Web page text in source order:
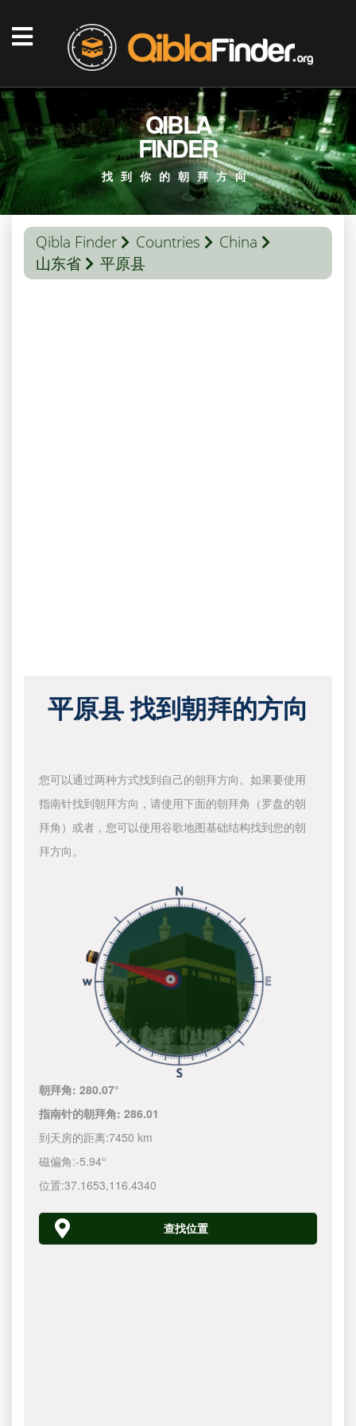
QIBLA
FINDER
找到你的朝拜方向
Qibla Finder Countries
China
山东省
平原县
平原县 找到朝拜的方向
您可以通过两种方式找到自己的朝拜方向。如果要使用
指南针找到朝拜方向，请使用下面的朝拜角（罗盘的朝
拜角）或者，您可以使用谷歌地图基础结构找到您的朝
拜方向。
朝拜角:280.07°
指南针的朝拜角:286.01
到天房的距离:7450 km
磁偏角:-5.94°
位置:37.1653,116.4340
查找位置